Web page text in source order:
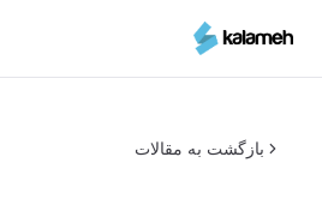
محتوای
بازگشت به مقالات